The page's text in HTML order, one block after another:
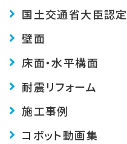
国土交通省大臣認定
壁面
床面・水平構面
耐震リフォーム
施工事例
コボット動画集